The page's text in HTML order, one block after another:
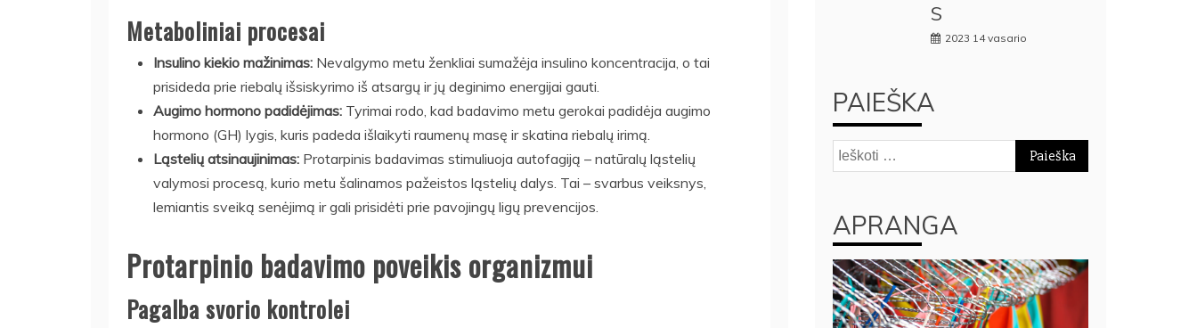
Metaboliniai procesai
Insulino kiekio mažinimas: Nevalgymo metu ženkliai sumažėja insulino koncentracija, o tai
prisideda prie riebalų išsiskyrimo iš atsargų ir jų deginimo energijai gauti.
Augimo hormono padidėjimas: Tyrimai rodo, kad badavimo metu gerokai padidėja augimo
hormono (GH) lygis, kuris padeda išlaikyti raumenų masę ir skatina riebalų irimą.
Ląstelių atsinaujinimas: Protarpinis badavimas stimuliuoja autofagiją – natūralų ląstelių
valymosi procesą, kurio metu šalinamos pažeistos ląstelių dalys. Tai – svarbus veiksnys,
lemiantis sveiką senėjimą ir gali prisidėti prie pavojingų ligų prevencijos.
Protarpinio badavimo poveikis organizmui
Pagalba svorio kontrolei
S
2023 14 vasario
PAIEŠKA
Ieškoti:
APRANGA